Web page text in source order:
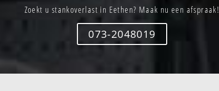
Zoekt u stankoverlast in Eethen? Maak nu een afspraak!
073-2048019